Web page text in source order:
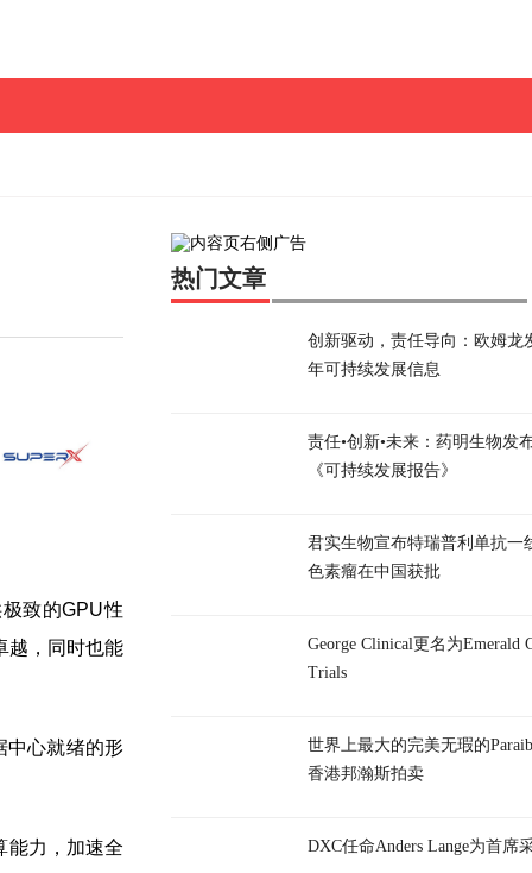
致的GPU性
越，同时也能
中心就绪的形
能力，加速全
热门文章
创新驱动，责任导向：欧姆龙
年可持续发展信息
责任•创新•未来：药明生物发
《可持续发展报告》
君实生物宣布特瑞普利单抗一
色素瘤在中国获批
George Clinical更名为Emerald
Trials
世界上最大的完美无瑕的
香港邦瀚斯拍卖
DXC任命Anders Lange为首席